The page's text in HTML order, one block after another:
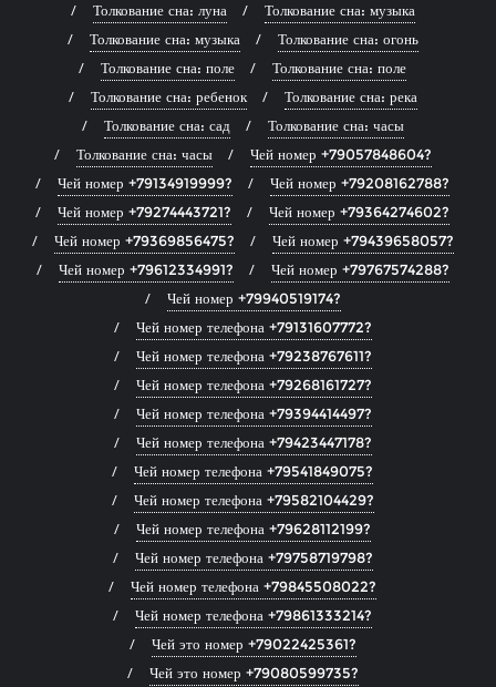
Толкование сна: луна
Толкование сна: музыка
Толкование сна: музыка
Толкование сна: огонь
Толкование сна: поле
Толкование сна: поле
Толкование сна: ребенок
Толкование сна: река
Толкование сна: сад
Толкование сна: часы
Толкование сна: часы
Чей номер +79057848604?
Чей номер +79134919999?
Чей номер +79208162788?
Чей номер +79274443721?
Чей номер +79364274602?
Чей номер +79369856475?
Чей номер +79439658057?
Чей номер +79612334991?
Чей номер +79767574288?
Чей номер +79940519174?
Чей номер телефона +79131607772?
Чей номер телефона +79238767611?
Чей номер телефона +79268161727?
Чей номер телефона +79394414497?
Чей номер телефона +79423447178?
Чей номер телефона +79541849075?
Чей номер телефона +79582104429?
Чей номер телефона +79628112199?
Чей номер телефона +79758719798?
Чей номер телефона +79845508022?
Чей номер телефона +79861333214?
Чей это номер +79022425361?
Чей это номер +79080599735?